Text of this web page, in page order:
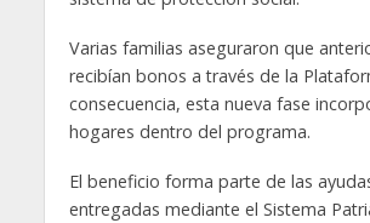
Varias familias aseguraron que
recibían bonos a través de la
consecuencia, esta nueva fase
hogares dentro del programa.
El beneficio forma parte de las
entregadas mediante el Sistema